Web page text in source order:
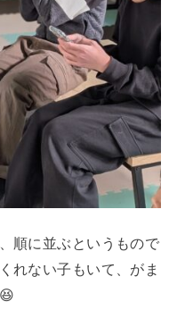
順に並ぶというもので
れない子もいて、がま